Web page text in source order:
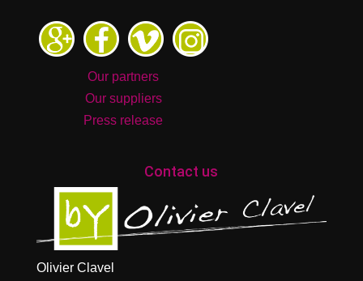
Our partners
Our suppliers
Press release
Contact us
Olivier Clavel